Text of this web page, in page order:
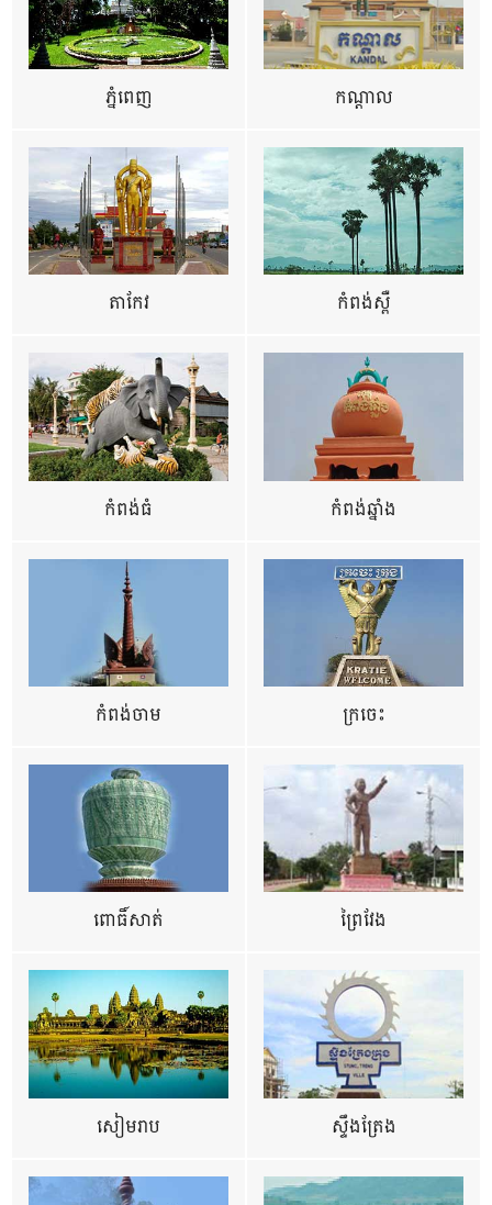
ភ្នំពេញ កណ្តាល
តាកែវ កំពង់ស្ពឺ
កំពង់ធំ កំពង់ឆ្នាំង
កំពង់ចាម ក្រចេះ
ពោធិ៍សាត់ ព្រៃវែង
សៀមរាប ស្ទឹងត្រែង